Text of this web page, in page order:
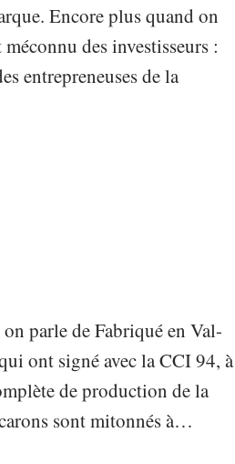
Encore plus quand on
des investisseurs :
entrepreneuses de la
parle de Fabriqué en Val-
ont signé avec la CCI 94, à
de production de la
sont mitonnés à…